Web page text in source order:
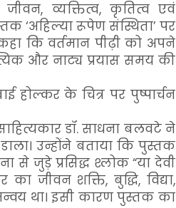
व्यक्तित्व, कृतित्व एवं
‘अहिल्या रूपेण संस्थिता’ पर
कि वर्तमान पीढ़ी को अपने
और नाट्य प्रयास समय की
होल्कर के चित्र पर पुष्पार्चन
डॉ. साधना बलवटे ने
उन्होंने बताया कि पुस्तक
से जुड़े प्रसिद्ध श्लोक “या देवी
जीवन शक्ति, बुद्धि, विद्या,
था। इसी कारण पुस्तक का